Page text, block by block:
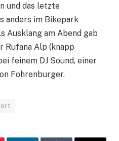
und das letzte
anders im Bikepark
Ausklang am Abend gab
Rufana Alp (knapp
feinem DJ Sound, einer
Fohrenburger.